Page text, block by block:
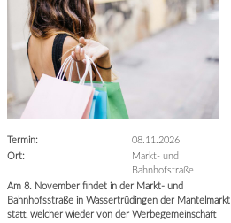
Termin:
08.11.2026
Ort:
Markt- und
Bahnhofstraße
Am 8. November findet in der Markt- und
Bahnhofsstraße in Wassertrüdingen der Mantelmarkt
statt, welcher wieder von der Werbegemeinschaft